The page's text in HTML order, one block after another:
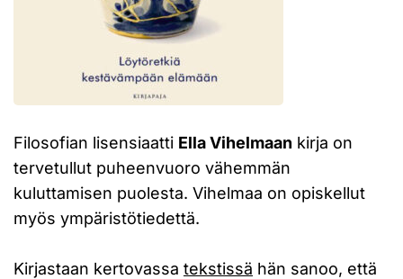
Filosofian lisensiaatti Ella Vihelmaan kirja on
tervetullut puheenvuoro vähemmän
kuluttamisen puolesta. Vihelmaa on opiskellut
myös ympäristötiedettä.
Kirjastaan kertovassa tekstissä hän sanoo, että